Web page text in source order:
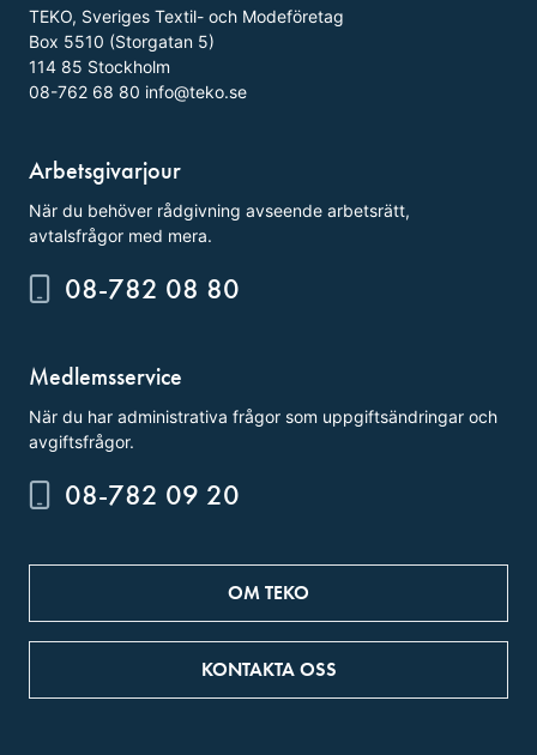
TEKO, Sveriges Textil- och Modeföretag
Box 5510 (Storgatan 5)
114 85 Stockholm
08-762 68 80 info@teko.se
Arbetsgivarjour
När du behöver rådgivning avseende arbetsrätt,
avtalsfrågor med mera.
08-782 08 80
Medlemsservice
När du har administrativa frågor som uppgiftsändringar och
avgiftsfrågor.
08-782 09 20
OM TEKO
KONTAKTA OSS